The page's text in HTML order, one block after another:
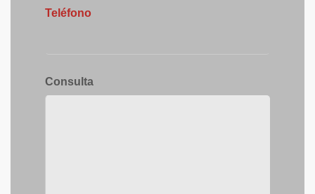
Teléfono
Consulta